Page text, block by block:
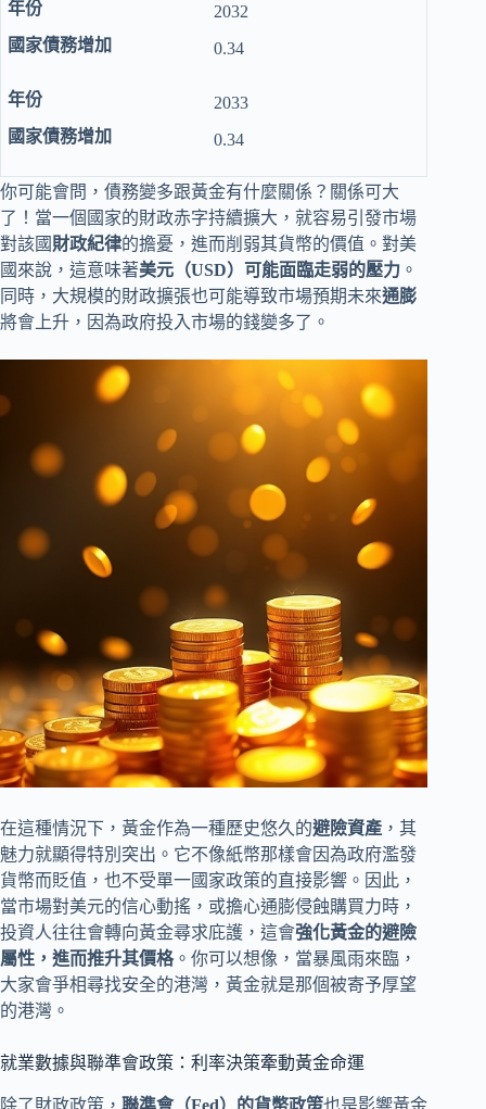
2032
0.34
2033
0.34
你可能會問，債務變多跟黃金有什麼關係？關係可大
了！當一個國家的財政赤字持續擴大，就容易引發市場
對該國 財政紀律的擔憂，進而削弱其貨幣的價值。對美
國來說，這意味著美元（USD）可能面臨走弱的壓力 。
同時，大規模的財政擴張也可能導致市場預期未來通膨
將會上升，因為政府投入市場的錢變多了。
在這種情況下，黃金作為一種歷史悠久的避險資產 ，其
魅力就顯得特別突出。它不像紙幣那樣會因為政府濫發
貨幣而貶值，也不受單一國家政策的直接影響。因此，
當市場對美元的信心動搖，或擔心通膨侵蝕購買力時，
投資人往往會轉向黃金尋求庇護，這會強化黃金的避險
屬性，進而推升其價格。你可以想像，當暴風雨來臨，
大家會爭相尋找安全的港灣，黃金就是那個被寄予厚望
的港灣。
就業數據與聯準會政策：利率決策牽動黃金命運
除了財政政策， 聯準會（Fed）的貨幣政策也是影響黃金